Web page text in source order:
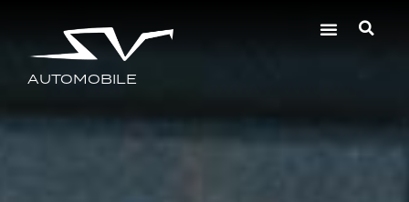
AUTOMOBILE